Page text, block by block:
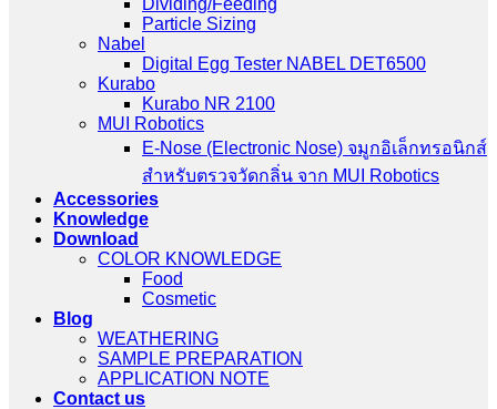
Particle Sizing
Nabel
Digital Egg Tester NABEL DET6500
Kurabo
Kurabo NR 2100
MUI Robotics
E‑Nose (Electronic Nose) จมูกอิเล็กทรอนิกส์
สำหรับตรวจวัดกลิ่น จาก MUI Robotics
Accessories
Knowledge
Download
COLOR KNOWLEDGE
Food
Cosmetic
Blog
WEATHERING
SAMPLE PREPARATION
APPLICATION NOTE
Contact us